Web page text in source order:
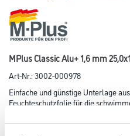
MPlus Classic Alu+ 1,6 mm
Art-Nr.:3002-000978
Einfache und günstige Unterlage
Feuchteschutzfolie für die
ausgestattet!